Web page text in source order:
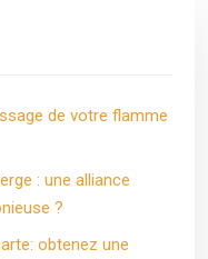
de votre flamme
: une alliance
?
obtenez une